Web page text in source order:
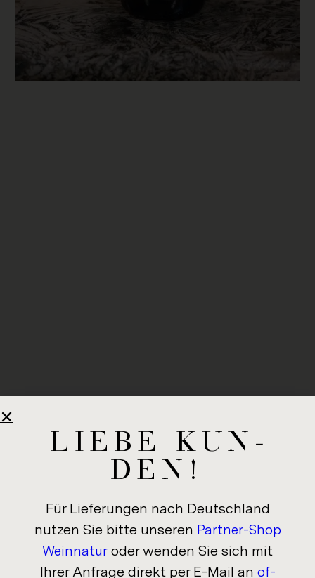
LIEBE KUN­
DEN!
Für Lie­fe­run­gen nach Deutsch­land
nut­zen Sie bitte un­se­ren Partner-​Shop
Wein­na­turoder wen­den Sie sich mit
Ihrer An­fra­ge di­rekt per E-​Mail an of­